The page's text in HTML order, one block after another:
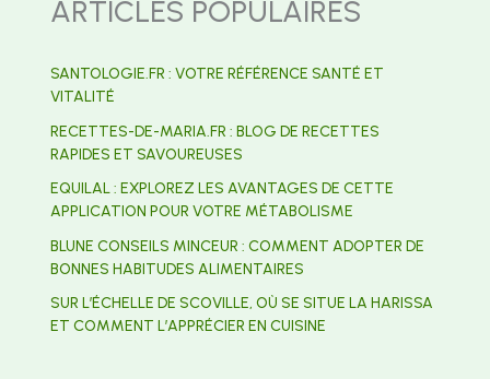
ARTICLES POPULAIRES
SANTOLOGIE.FR : VOTRE RÉFÉRENCE SANTÉ ET
VITALITÉ
RECETTES-DE-MARIA.FR : BLOG DE RECETTES
RAPIDES ET SAVOUREUSES
EQUILAL : EXPLOREZ LES AVANTAGES DE CETTE
APPLICATION POUR VOTRE MÉTABOLISME
BLUNE CONSEILS MINCEUR : COMMENT ADOPTER DE
BONNES HABITUDES ALIMENTAIRES
SUR L’ÉCHELLE DE SCOVILLE, OÙ SE SITUE LA HARISSA
ET COMMENT L’APPRÉCIER EN CUISINE